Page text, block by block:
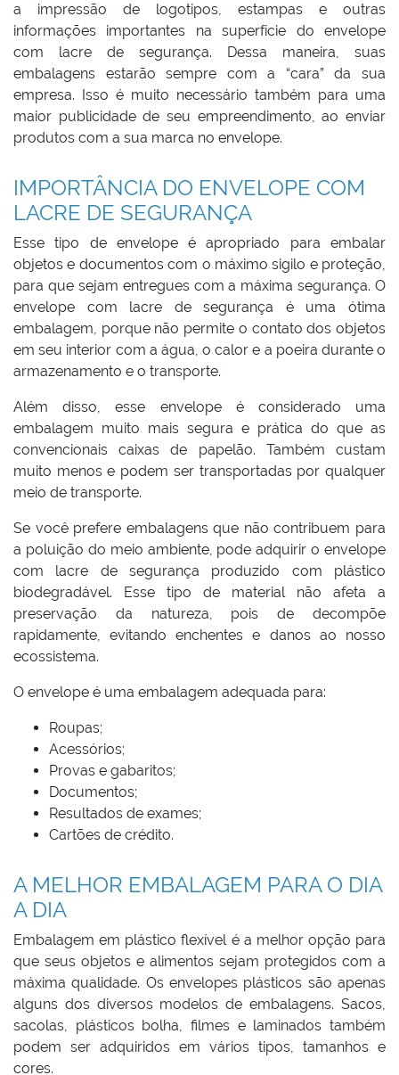
a impressão de logotipos, estampas e outras
informações importantes na superfície do envelope
com lacre de segurança. Dessa maneira, suas
embalagens estarão sempre com a “cara” da sua
empresa. Isso é muito necessário também para uma
maior publicidade de seu empreendimento, ao enviar
produtos com a sua marca no envelope.
IMPORTÂNCIA DO ENVELOPE COM
LACRE DE SEGURANÇA
Esse tipo de envelope é apropriado para embalar
objetos e documentos com o máximo sigilo e proteção,
para que sejam entregues com a máxima segurança. O
envelope com lacre de segurança é uma ótima
embalagem, porque não permite o contato dos objetos
em seu interior com a água, o calor e a poeira durante o
armazenamento e o transporte.
Além disso, esse envelope é considerado uma
embalagem muito mais segura e prática do que as
convencionais caixas de papelão. Também custam
muito menos e podem ser transportadas por qualquer
meio de transporte.
Se você prefere embalagens que não contribuem para
a poluição do meio ambiente, pode adquirir o envelope
com lacre de segurança produzido com plástico
biodegradável. Esse tipo de material não afeta a
preservação da natureza, pois de decompõe
rapidamente, evitando enchentes e danos ao nosso
ecossistema.
O envelope é uma embalagem adequada para:
Roupas;
Acessórios;
Provas e gabaritos;
Documentos;
Resultados de exames;
Cartões de crédito.
A MELHOR EMBALAGEM PARA O DIA
A DIA
Embalagem em plástico flexível é a melhor opção para
que seus objetos e alimentos sejam protegidos com a
máxima qualidade. Os envelopes plásticos são apenas
alguns dos diversos modelos de embalagens. Sacos,
sacolas, plásticos bolha, filmes e laminados também
podem ser adquiridos em vários tipos, tamanhos e
cores.